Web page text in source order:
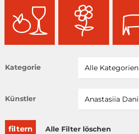
Kategorie
Künstler
filtern Alle Filter löschen